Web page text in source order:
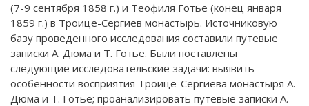
(7-9 сентября 1858 г.) и Теофиля Готье (конец января
1859 г.) в Троице-Сергиев монастырь. Источниковую
базу проведенного исследования составили путевые
записки А. Дюма и Т. Готье. Были поставлены
следующие исследовательские задачи: выявить
особенности восприятия Троице-Сергиева монастыря А.
Дюма и Т. Готье; проанализировать путевые записки А.